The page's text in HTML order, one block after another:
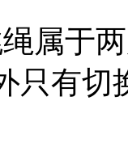
属于
只有切